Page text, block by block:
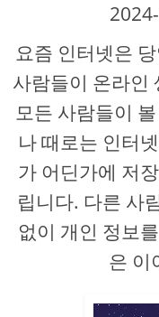
요즘 인터넷은
사람들이 온라인
모든 사람들이
나 때로는 인터
가 어딘가에 저
립니다. 다른 사
없이 개인 정보
은 이